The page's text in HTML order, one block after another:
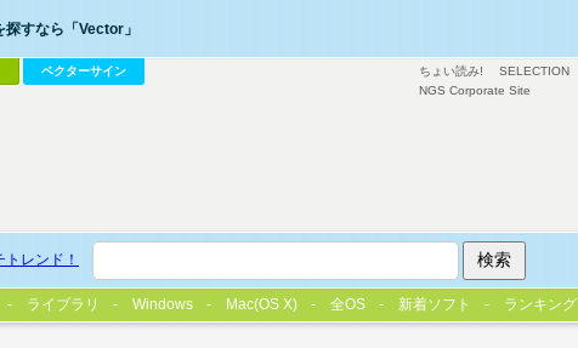
ちょい読み! SELECTION
NGS Corporate Site
すなら「Vector」
ベクターサイン
トレンド！
ライブラリ Windows Mac(OS X) 全OS 新着ソフト ランキング